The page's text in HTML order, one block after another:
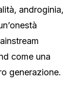
androginia,
come una
generazione.